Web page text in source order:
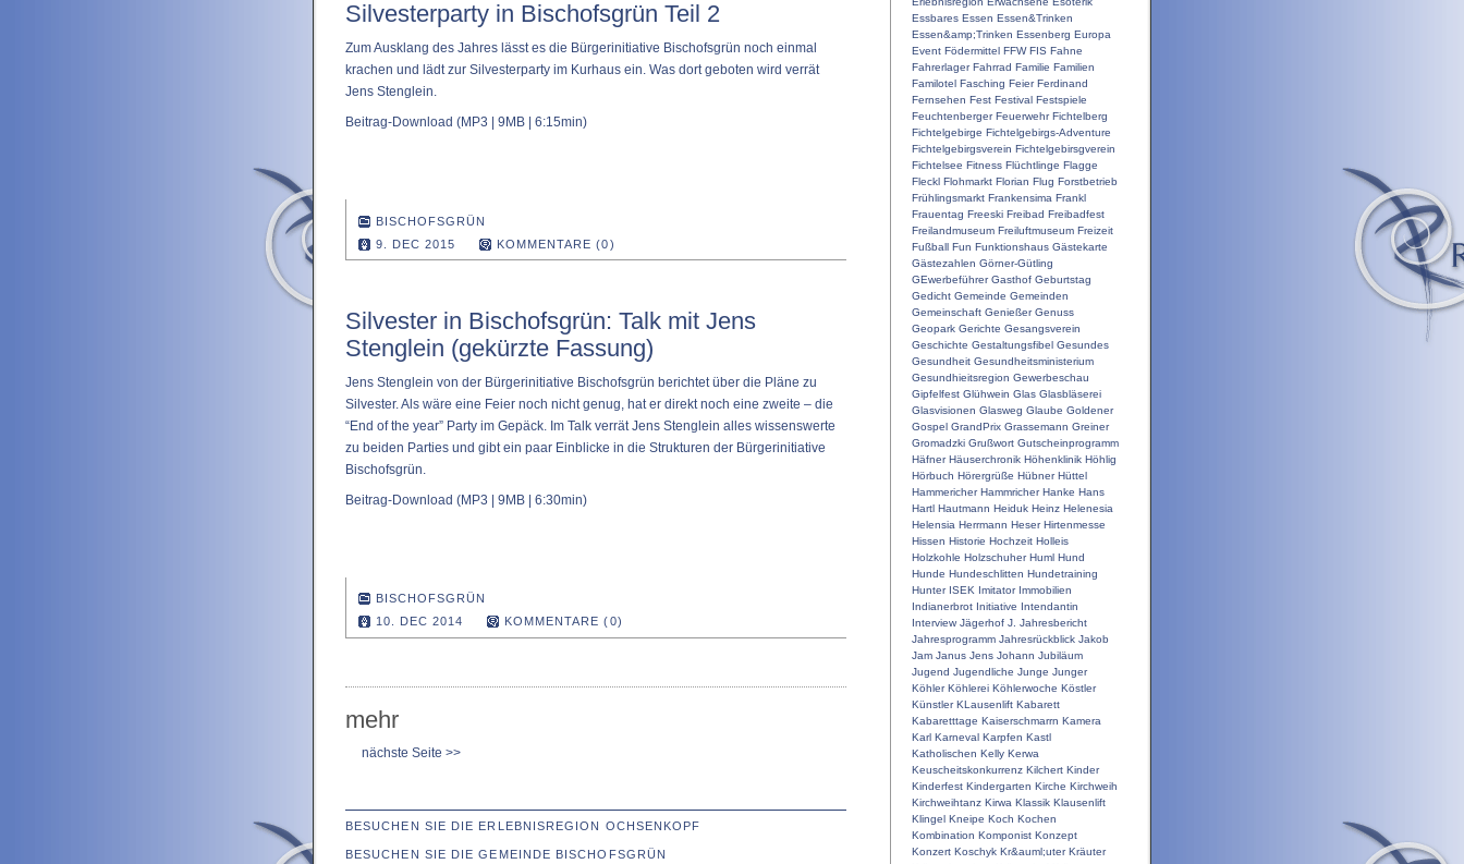
Essbares Essen Essen&Trinken
Essen&amp;Trinken Essenberg Europa
Event Födermittel FFW FIS Fahne
Fahrerlager Fahrrad Familie Familien
Familotel Fasching Feier Ferdinand
Fernsehen Fest Festival Festspiele
Feuchtenberger Feuerwehr Fichtelberg
Fichtelgebirge Fichtelgebirgs-Adventure
Fichtelgebirgsverein Fichtelgebirsgverein
Fichtelsee Fitness Flüchtlinge Flagge
Fleckl Flohmarkt Florian Flug Forstbetrieb
Frühlingsmarkt Frankensima Frankl
Frauentag Freeski Freibad Freibadfest
Freilandmuseum Freiluftmuseum Freizeit
Fußball Fun Funktionshaus Gästekarte
Gästezahlen Görner-Gütling
GEwerbeführer Gasthof Geburtstag
Gedicht Gemeinde Gemeinden
Gemeinschaft Genießer Genuss
Geopark Gerichte Gesangsverein
Geschichte Gestaltungsfibel Gesundes
Gesundheit Gesundheitsministerium
Gesundhieitsregion Gewerbeschau
Gipfelfest Glühwein Glas Glasbläserei
Glasvisionen Glasweg Glaube Goldener
Gospel GrandPrix Grassemann Greiner
Gromadzki Grußwort Gutscheinprogramm
Häfner Häuserchronik Höhenklinik Höhlig
Hörbuch Hörergrüße Hübner Hüttel
Hammericher Hammricher Hanke Hans
Hartl Hautmann Heiduk Heinz Helenesia
Helensia Herrmann Heser Hirtenmesse
Hissen Historie Hochzeit Holleis
Holzkohle Holzschuher Huml Hund
Hunde Hundeschlitten Hundetraining
Hunter ISEK Imitator Immobilien
Indianerbrot Initiative Intendantin
Interview Jägerhof J. Jahresbericht
Jahresprogramm Jahresrückblick Jakob
Jam Janus Jens Johann Jubiläum
Jugend Jugendliche Junge Junger
Köhler Köhlerei Köhlerwoche Köstler
Künstler KLausenlift Kabarett
Kabaretttage Kaiserschmarrn Kamera
Karl Karneval Karpfen Kastl
Katholischen Kelly Kerwa
Keuscheitskonkurrenz Kilchert Kinder
Kinderfest Kindergarten Kirche Kirchweih
Kirchweihtanz Kirwa Klassik Klausenlift
Klingel Kneipe Koch Kochen
Kombination Komponist Konzept
Konzert Koschyk Kr&auml;uter Kräuter
Silvesterparty in Bischofsgrün Teil 2
Zum Ausklang des Jahres lässt es die Bürgerinitiative Bischofsgrün noch einmal
krachen und lädt zur Silvesterparty im Kurhaus ein. Was dort geboten wird verrät
Jens Stenglein.
Beitrag-Download (MP3 | 9MB | 6:15min)
BISCHOFSGRÜN
9. DEC 2015
KOMMENTARE (0)
Silvester in Bischofsgrün: Talk mit Jens
Stenglein (gekürzte Fassung)
Jens Stenglein von der Bürgerinitiative Bischofsgrün berichtet über die Pläne zu
Silvester. Als wäre eine Feier noch nicht genug, hat er direkt noch eine zweite – die
“End of the year” Party im Gepäck. Im Talk verrät Jens Stenglein alles wissenswerte
zu beiden Parties und gibt ein paar Einblicke in die Strukturen der Bürgerinitiative
Bischofsgrün.
Beitrag-Download (MP3 | 9MB | 6:30min)
BISCHOFSGRÜN
10. DEC 2014
KOMMENTARE (0)
mehr
nächste Seite >>
BESUCHEN SIE DIE ERLEBNISREGION OCHSENKOPF
BESUCHEN SIE DIE GEMEINDE BISCHOFSGRÜN